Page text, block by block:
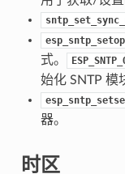
式。
始化 SNTP 模
器。
时区